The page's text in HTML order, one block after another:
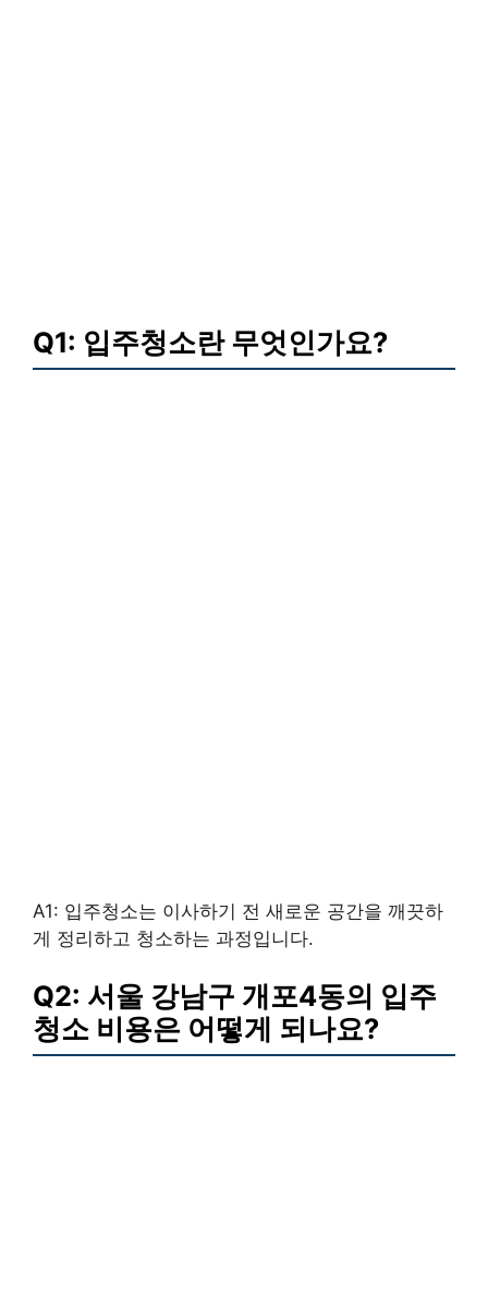
Q1: 입주청소란 무엇인가요?
A1: 입주청소는 이사하기 전 새로운 공간을 깨끗하
게 정리하고 청소하는 과정입니다.
Q2: 서울 강남구 개포4동의 입주
청소 비용은 어떻게 되나요?